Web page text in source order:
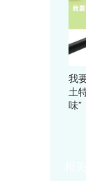
我
土
味”